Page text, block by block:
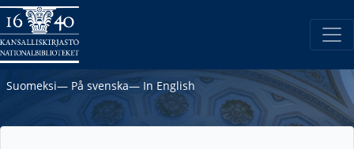
Suomeksi― På svenska― In English